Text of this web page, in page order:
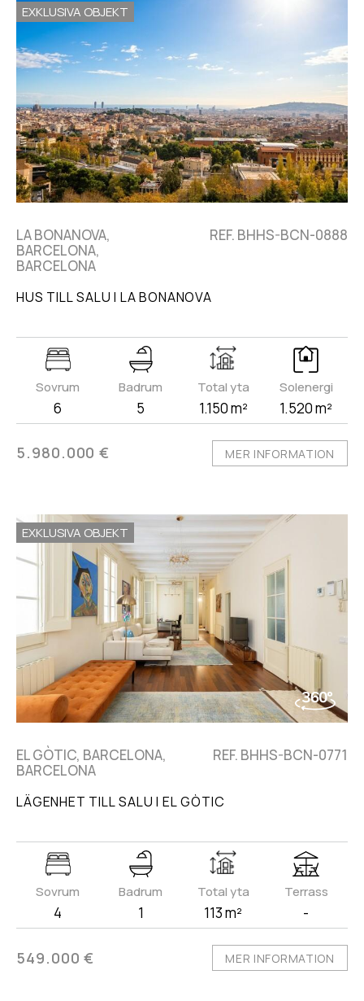
EXKLUSIVA OBJEKT
LA BONANOVA,
BARCELONA,
BARCELONA
REF. BHHS-BCN-0888
HUS TILL SALU I LA BONANOVA
Sovrum
6
Badrum
5
Total yta
1.150 m²
Solenergi
1.520 m²
5.980.000 € MER INFORMATION
EXKLUSIVA OBJEKT
EL GÒTIC, BARCELONA,
BARCELONA
REF. BHHS-BCN-0771
LÄGENHET TILL SALU I EL GÒTIC
Sovrum
4
Badrum
1
Total yta
113 m²
Terrass
-
549.000 € MER INFORMATION